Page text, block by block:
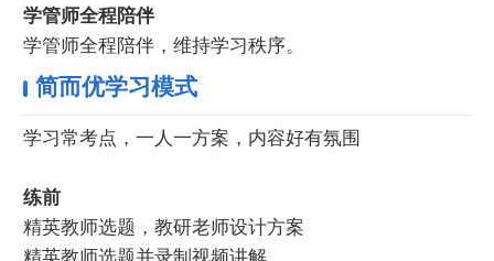
学管师全程陪伴
学管师全程陪伴，维持学习秩序。
简而优学习模式
学习常考点，一人一方案，内容好有氛围
练前
精英教师选题，教研老师设计方案